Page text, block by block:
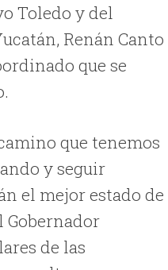
Toledo y del
Renán Canto
que se
que tenemos
y seguir
el mejor estado de
Gobernador
de las